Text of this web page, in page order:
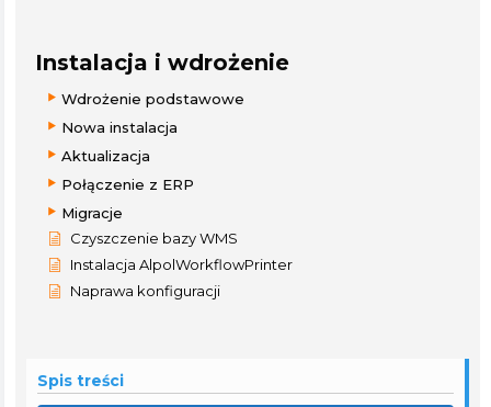
Instalacja i wdrożenie
Wdrożenie podstawowe
Nowa instalacja
Aktualizacja
Połączenie z ERP
Migracje
Czyszczenie bazy WMS
Instalacja AlpolWorkflowPrinter
Naprawa konfiguracji
Spis treści